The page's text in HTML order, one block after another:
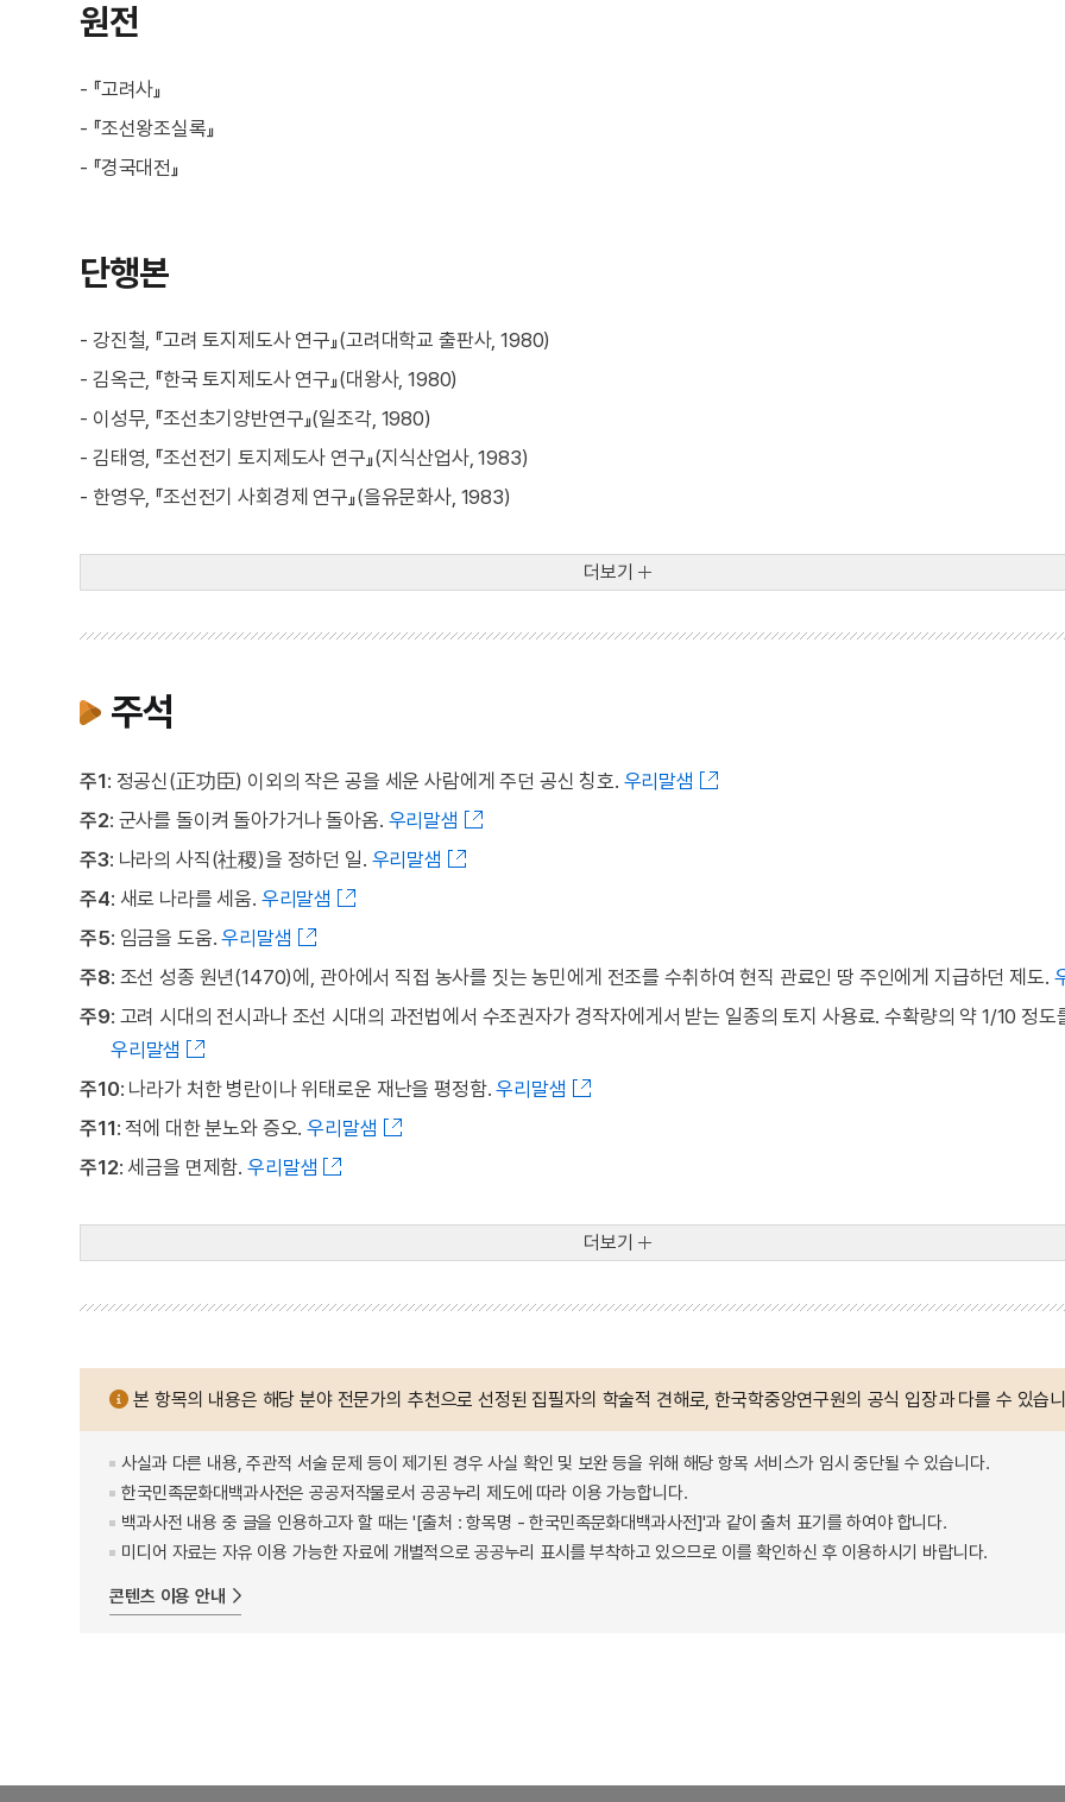
원전
- 『고려사』
- 『조선왕조실록』
- 『경국대전』
단행본
- 강진철, 『고려 토지제도사 연구』(고려대학교 출판사, 1980)
- 김옥근, 『한국 토지제도사 연구』(대왕사, 1980)
- 이성무, 『조선초기양반연구』(일조각, 1980)
- 김태영, 『조선전기 토지제도사 연구』(지식산업사, 1983)
- 한영우, 『조선전기 사회경제 연구』(을유문화사, 1983)
더보기
주석
주1: 정공신(正功臣) 이외의 작은 공을 세운 사람에게 주던 공신 칭호. 우리말샘
주2: 군사를 돌이켜 돌아가거나 돌아옴. 우리말샘
주3: 나라의 사직(社稷)을 정하던 일. 우리말샘
주4: 새로 나라를 세움. 우리말샘
주5: 임금을 도움.우리말샘
주8: 조선 성종 원년(1470)에, 관아에서 직접 농사를 짓는 농민에게 전조를 수취하여 현직 관료인 땅 주인에게 지급하던 제도.
주9: 고려 시대의 전시과나 조선 시대의 과전법에서 수조권자가 경작자에게서 받는 일종의 토지 사용료. 수확량의 약 1/10 정도
우리말샘
주10: 나라가 처한 병란이나 위태로운 재난을 평정함.우리말샘
주11: 적에 대한 분노와 증오.우리말샘
주12: 세금을 면제함. 우리말샘
더보기
본 항목의 내용은 해당 분야 전문가의 추천으로 선정된 집필자의 학술적 견해로, 한국학중앙연구원의 공식 입장과 다를 수 있습
사실과 다른 내용, 주관적 서술 문제 등이 제기된 경우 사실 확인 및 보완 등을 위해 해당 항목 서비스가 임시 중단될 수 있습니다.
한국민족문화대백과사전은 공공저작물로서 공공누리 제도에 따라 이용 가능합니다.
백과사전 내용 중 글을 인용하고자 할 때는 '[출처 : 항목명 - 한국민족문화대백과사전]'과 같이 출처 표기를 하여야 합니다.
미디어 자료는 자유 이용 가능한 자료에 개별적으로 공공누리 표시를 부착하고 있으므로 이를 확인하신 후 이용하시기 바랍니다.
콘텐츠 이용 안내